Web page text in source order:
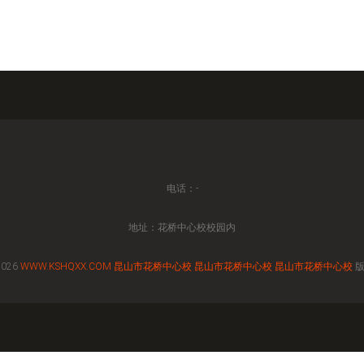
电话：-
地址：花桥中心校校园内
WWW.KSHQXX.COM 昆山市花桥中心校 昆山市花桥中心校 昆山市花桥中心校